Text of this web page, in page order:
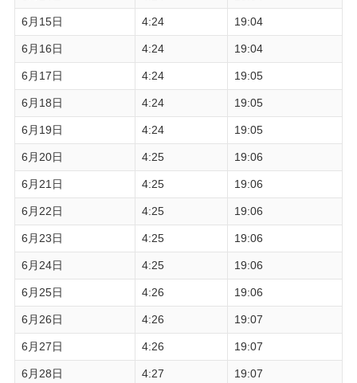
6月15日 4:24 19:04
6月16日 4:24 19:04
6月17日 4:24 19:05
6月18日 4:24 19:05
6月19日 4:24 19:05
6月20日 4:25 19:06
6月21日 4:25 19:06
6月22日 4:25 19:06
6月23日 4:25 19:06
6月24日 4:25 19:06
6月25日 4:26 19:06
6月26日 4:26 19:07
6月27日 4:26 19:07
6月28日 4:27 19:07